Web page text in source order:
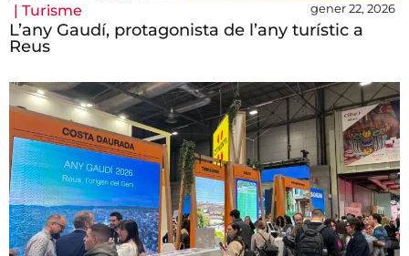
| Turisme gener 22, 2026
L’any Gaudí, protagonista de l’any turístic a
Reus